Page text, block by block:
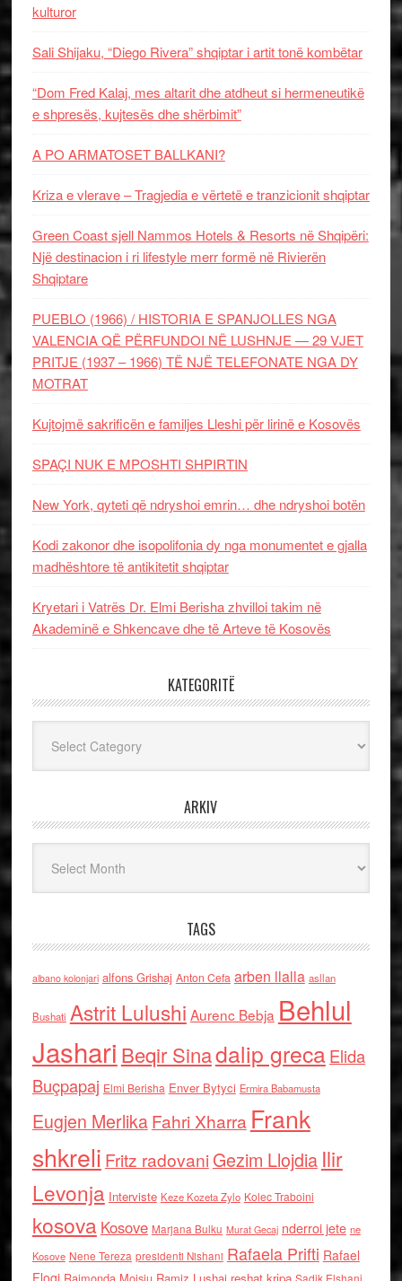
kulturor
Sali Shijaku, “Diego Rivera” shqiptar i artit tonë kombëtar
“Dom Fred Kalaj, mes altarit dhe atdheut si hermeneutikë
e shpresës, kujtesës dhe shërbimit”
A PO ARMATOSET BALLKANI?
Kriza e vlerave – Tragjedia e vërtetë e tranzicionit shqiptar
Green Coast sjell Nammos Hotels & Resorts në Shqipëri:
Një destinacion i ri lifestyle merr formë në Rivierën
Shqiptare
PUEBLO (1966) / HISTORIA E SPANJOLLES NGA
VALENCIA QË PËRFUNDOI NË LUSHNJE — 29 VJET
PRITJE (1937 – 1966) TË NJË TELEFONATE NGA DY
MOTRAT
Kujtojmë sakrificën e familjes Lleshi për lirinë e Kosovës
SPAÇI NUK E MPOSHTI SHPIRTIN
New York, qyteti që ndryshoi emrin… dhe ndryshoi botën
Kodi zakonor dhe isopolifonia dy nga monumentet e gjalla
madhështore të antikitetit shqiptar
Kryetari i Vatrës Dr. Elmi Berisha zhvilloi takim në
Akademinë e Shkencave dhe të Arteve të Kosovës
KATEGORITË
ARKIV
TAGS
albano kolonjari alfons Grishaj Anton Cefa arben llalla asllan
Bushati Astrit Lulushi Aurenc Bebja Behlul
Jashari Beqir Sinadalip grecaElida
Buçpapaj Elmi Berisha Enver Bytyci Ermira Babamusta
Eugjen MerlikaFahri Xharra Frank
shkreli Fritz radovaniGezim Llojdia Ilir
Levonja Interviste Keze Kozeta Zylo Kolec Traboini
kosova Kosove Marjana Bulku Murat Gecaj nderroi jete ne
Kosove Nene Tereza presidenti Nishani Rafaela Prifti Rafael
Floqi Raimonda Moisiu Ramiz Lushaj reshat kripa Sadik Elshani